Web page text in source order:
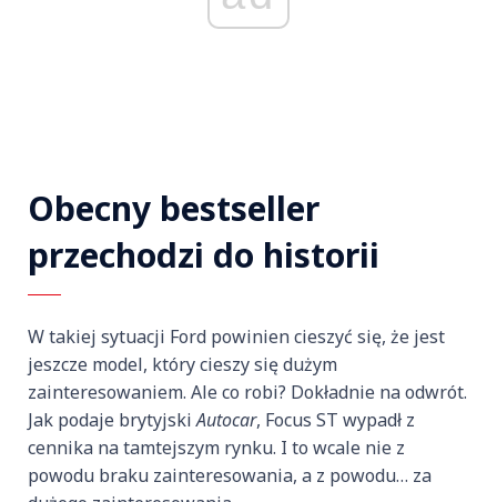
Obecny bestseller
przechodzi do historii
W takiej sytuacji Ford powinien cieszyć się, że jest
jeszcze model, który cieszy się dużym
zainteresowaniem. Ale co robi? Dokładnie na odwrót.
Jak podaje brytyjskiAutocar, Focus ST wypadł z
cennika na tamtejszym rynku. I to wcale nie z
powodu braku zainteresowania, a z powodu… za